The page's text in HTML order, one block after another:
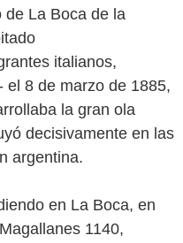
de La Boca de la
italianos,
el 8 de marzo de 1885,
la gran ola
decisivamente en las
argentina.
en La Boca, en
1140,